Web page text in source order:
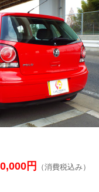
円 （消費税込み）